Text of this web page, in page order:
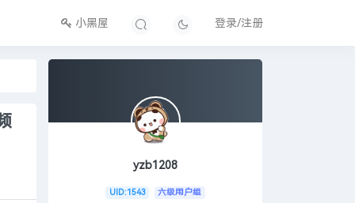
小黑屋 登录/注册
yzb1208
UID:1543 六级用户组